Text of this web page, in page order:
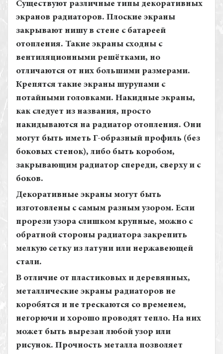
Существуют различные типы декоративных
экранов радиаторов. Плоские экраны
закрывают нишу в стене с батареей
отопления. Такие экраны сходны с
вентиляционными решётками, но
отличаются от них большими размерами.
Крепятся такие экраны шурупами с
потайными головками. Накидные экраны,
как следует из названия, просто
накидываются на радиатор отопления. Они
могут быть иметь Г-образный профиль (без
боковых стенок), либо быть коробом,
закрывающим радиатор спереди, сверху и с
боков.
Декоративные экраны могут быть
изготовлены с самым разным узором. Если
прорези узора слишком крупные, можно с
обратной стороны радиатора закрепить
мелкую сетку из латуни или нержавеющей
стали.
В отличие от пластиковых и деревянных,
металлические экраны радиаторов не
коробятся и не трескаются со временем,
негорючи и хорошо проводят тепло. На них
может быть вырезан любой узор или
рисунок. Прочность металла позволяет